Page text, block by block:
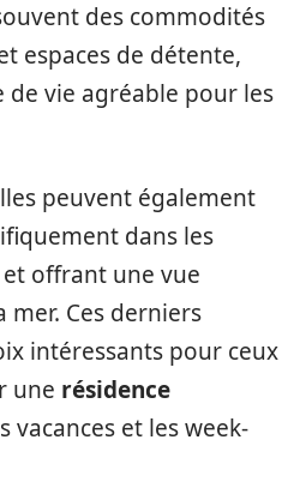
des commodités
espaces de détente,
vie agréable pour les
peuvent également
dans les
offrant une vue
Ces derniers
intéressants pour ceux
une résidence
vacances et les week-